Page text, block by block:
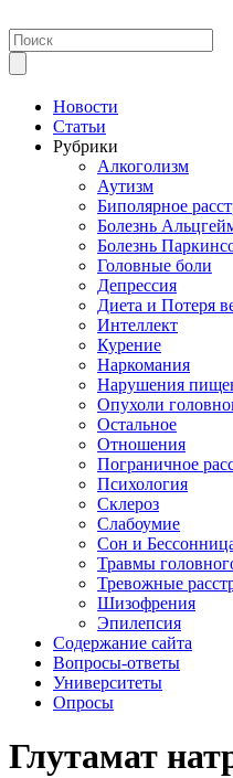
Новости
Статьи
Рубрики
Алкоголизм
Аутизм
Биполярное
Болезнь
Болезнь
Головные боли
Депрессия
Диета и Потеря
Интеллект
Курение
Наркомания
Нарушения
Опухоли
Остальное
Отношения
Пограничное
Психология
Склероз
Слабоумие
Сон и
Травмы
Тревожные
Шизофрения
Эпилепсия
Содержание сайта
Вопросы-ответы
Университеты
Опросы
Глутамат